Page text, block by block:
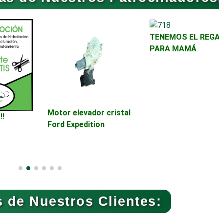
Aseguradoras Asesores
Asilos Asociaciones
Audio, Sonido e
Iluminación
Automatización
Banquetes Bares y Cantinas
Motor elevador cristal
Ford Expedition
TENEMOS EL
PARA MAMÁ
de Nuestros Clientes: